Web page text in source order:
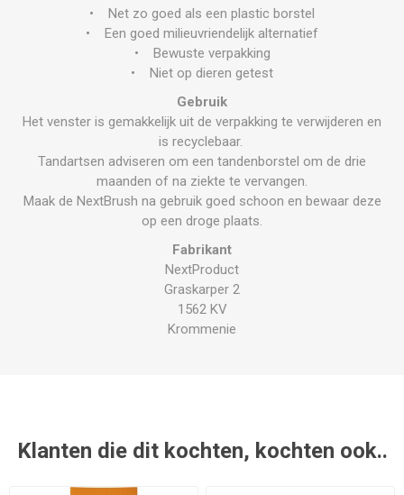
• Net zo goed als een plastic borstel
• Een goed milieuvriendelijk alternatief
• Bewuste verpakking
• Niet op dieren getest
Gebruik
Het venster is gemakkelijk uit de verpakking te verwijderen en
is recyclebaar.
Tandartsen adviseren om een tandenborstel om de drie
maanden of na ziekte te vervangen.
Maak de NextBrush na gebruik goed schoon en bewaar deze
op een droge plaats.
Fabrikant
NextProduct
Graskarper 2
1562 KV
Krommenie
Klanten die dit kochten, kochten ook..